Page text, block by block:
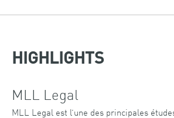
HIGHLIGHTS
MLL Legal
MLL Legal est l’une des principales